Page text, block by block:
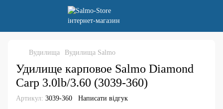
Вудилища Вудилища Salmo
Удилище карповое Salmo Diamond
Carp 3.0lb/3.60 (3039-360)
Артикул: 3039-360 Написати відгук